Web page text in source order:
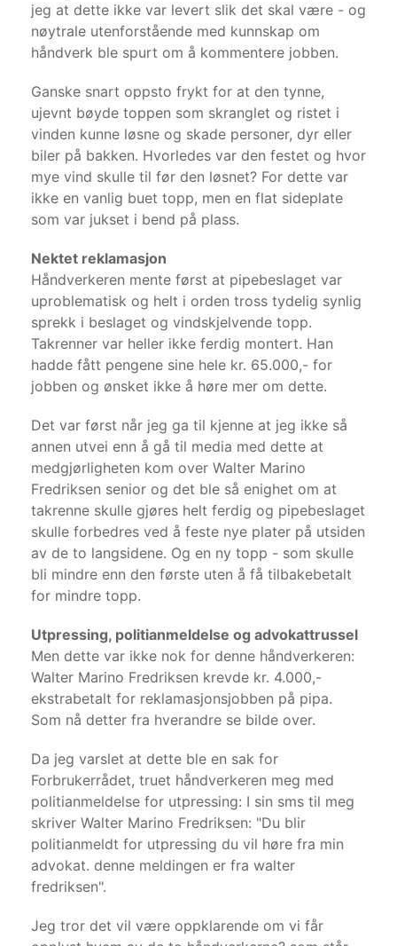
jeg at dette ikke var levert slik det skal være - og
nøytrale utenforstående med kunnskap om
håndverk ble spurt om å kommentere jobben.
Ganske snart oppsto frykt for at den tynne,
ujevnt bøyde toppen som skranglet og ristet i
vinden kunne løsne og skade personer, dyr eller
biler på bakken. Hvorledes var den festet og hvor
mye vind skulle til før den løsnet? For dette var
ikke en vanlig buet topp, men en flat sideplate
som var jukset i bend på plass.
Nektet reklamasjon
Håndverkeren mente først at pipebeslaget var
uproblematisk og helt i orden tross tydelig synlig
sprekk i beslaget og vindskjelvende topp.
Takrenner var heller ikke ferdig montert. Han
hadde fått pengene sine hele kr. 65.000,- for
jobben og ønsket ikke å høre mer om dette.
Det var først når jeg ga til kjenne at jeg ikke så
annen utvei enn å gå til media med dette at
medgjørligheten kom over Walter Marino
Fredriksen senior og det ble så enighet om at
takrenne skulle gjøres helt ferdig og pipebeslaget
skulle forbedres ved å feste nye plater på utsiden
av de to langsidene. Og en ny topp - som skulle
bli mindre enn den første uten å få tilbakebetalt
for mindre topp.
Utpressing, politianmeldelse og advokattrussel
Men dette var ikke nok for denne håndverkeren:
Walter Marino Fredriksen krevde kr. 4.000,-
ekstrabetalt for reklamasjonsjobben på pipa.
Som nå detter fra hverandre se bilde over.
Da jeg varslet at dette ble en sak for
Forbrukerrådet, truet håndverkeren meg med
politianmeldelse for utpressing: I sin sms til meg
skriver Walter Marino Fredriksen: "Du blir
politianmeldt for utpressing du vil høre fra min
advokat. denne meldingen er fra walter
fredriksen".
Jeg tror det vil være oppklarende om vi får